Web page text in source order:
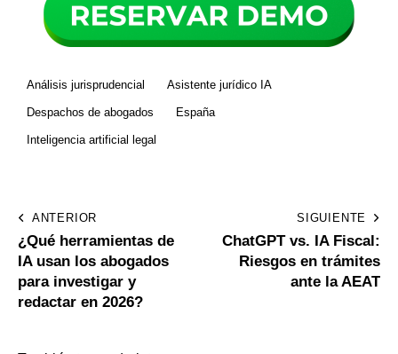
Análisis jurisprudencial Asistente jurídico IA
Despachos de abogados España
Inteligencia artificial legal
ANTERIOR
¿Qué herramientas de
IA usan los abogados
para investigar y
redactar en 2026?
SIGUIENTE
ChatGPT vs. IA Fiscal:
Riesgos en trámites
ante la AEAT